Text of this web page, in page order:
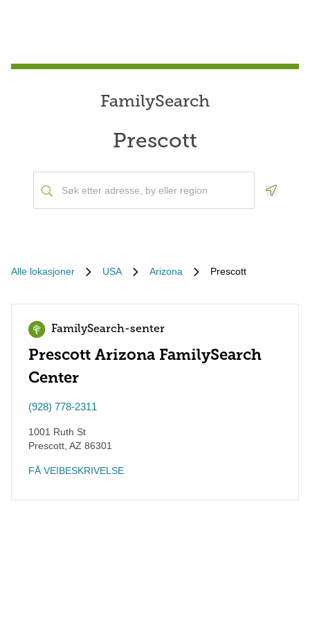
FamilySearch
Prescott
Alle lokasjoner USA Arizona Prescott
FamilySearch-senter
Prescott Arizona FamilySearch
Center
(928) 778-2311
1001 Ruth St
Prescott AZ 86301
FÅ VEIBESKRIVELSE